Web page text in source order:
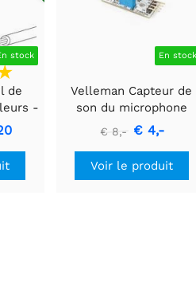
stock
de
-
En
Velleman Capteur de
son du microphone
€ 8,- € 4,-
Voir le produit